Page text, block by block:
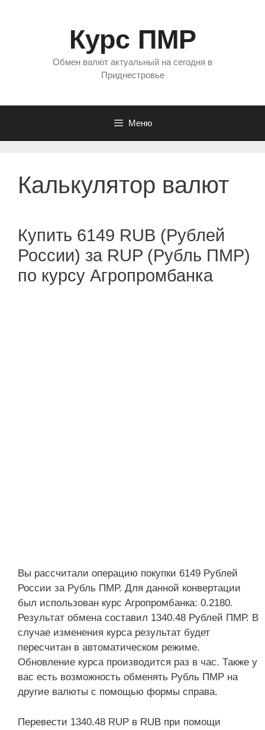
Курс ПМР
Обмен валют актуальный на сегодня в
Приднестровье
Меню
Калькулятор валют
Купить 6149 RUB (Рублей
России) за RUP (Рубль ПМР)
по курсу Агропромбанка
Вы рассчитали операцию покупки 6149 Рублей
России за Рубль ПМР. Для данной конвертации
был использован курс Агропромбанка: 0.2180.
Результат обмена составил 1340.48 Рублей ПМР. В
случае изменения курса результат будет
пересчитан в автоматическом режиме.
Обновление курса производится раз в час. Также у
вас есть возможность обменять Рубль ПМР на
другие валюты с помощью формы справа.
Перевести 1340.48 RUP в RUB при помощи